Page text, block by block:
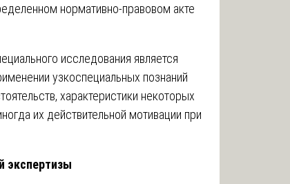
нормативно-правовом акте
исследования является
узкоспециальных познаний
характеристики некоторых
их действительной мотивации при
экспертизы